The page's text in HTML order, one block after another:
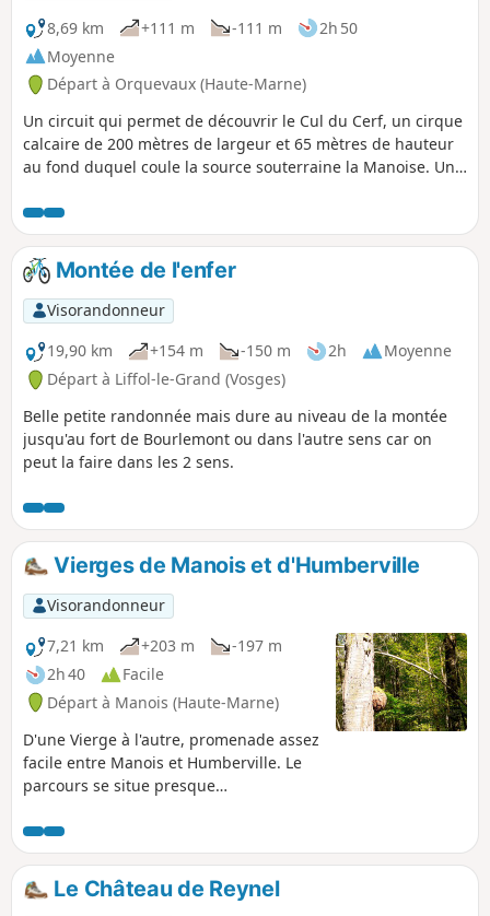
8,69 km
+111 m -111 m
2h 50
Moyenne
Départ à Orquevaux (Haute-Marne)
Un circuit qui permet de découvrir le Cul du Cerf, un cirque
calcaire de 200 mètres de largeur et 65 mètres de hauteur
au fond duquel coule la source souterraine la Manoise. Un
pouvez admirer la source qui jaillit de terre protégée par
une grille métallique. Circuit assez technique avec
quelques difficultés dû à la nature du terrain.
Montée de l'enfer
Visorandonneur
19,90 km
+154 m -150 m 2h
Moyenne
Départ à Liffol-le-Grand (Vosges)
Belle petite randonnée mais dure au niveau de la montée
jusqu'au fort de Bourlemont ou dans l'autre sens car on
peut la faire dans les 2 sens.
Vierges de Manois et d'Humberville
Visorandonneur
7,21 km
+203 m
-197 m
2h 40
Facile
Départ à Manois (Haute-Marne)
D'une Vierge à l'autre, promenade assez
facile entre Manois et Humberville. Le
parcours se situe presque
très ombragé.
Le Château de Reynel